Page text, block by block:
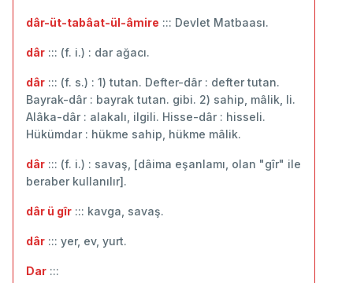
dâr-üt-tabâat-ül-âmire ::: Devlet Matbaası.
dâr ::: (f. i.) : dar ağacı.
dâr ::: (f. s.) : 1) tutan. Defter-dâr : defter tutan.
Bayrak-dâr : bayrak tutan. gibi. 2) sahip, mâlik, li.
Alâka-dâr : alakalı, ilgili. Hisse-dâr : hisseli.
Hükümdar : hükme sahip, hükme mâlik.
dâr ::: (f. i.) : savaş, [dâima eşanlamı, olan "gîr" ile
beraber kullanılır].
dâr ü gîr ::: kavga, savaş.
dâr ::: yer, ev, yurt.
Dar :::